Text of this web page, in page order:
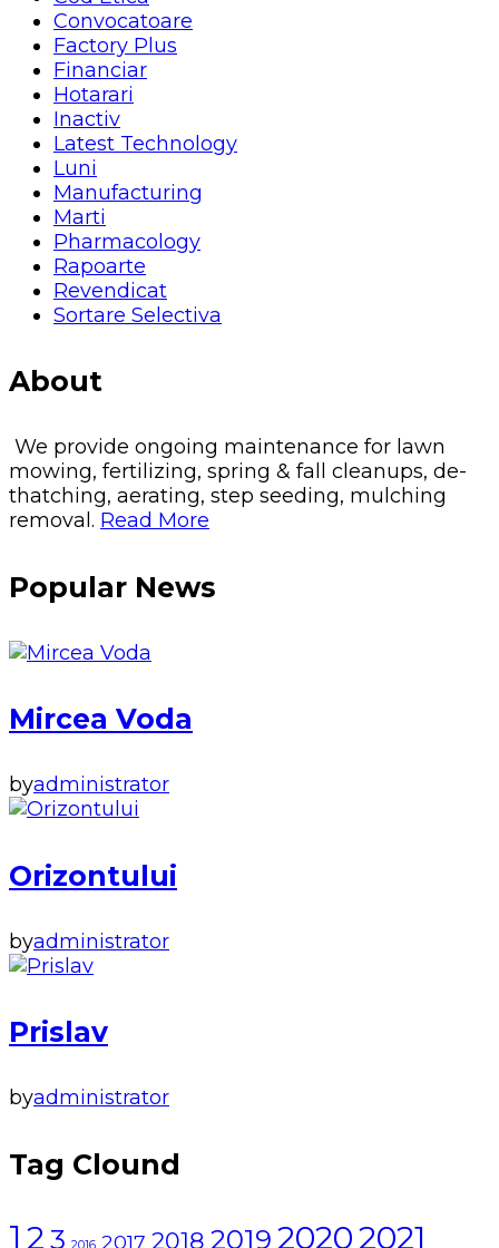
Convocatoare
Factory Plus
Financiar
Hotarari
Inactiv
Latest Technology
Luni
Manufacturing
Marti
Pharmacology
Rapoarte
Revendicat
Sortare Selectiva
About
We provide ongoing maintenance for lawn
mowing, fertilizing, spring & fall cleanups, de-
thatching, aerating, step seeding, mulching
removal. Read More
Popular News
Mircea Voda
byadministrator
Orizontului
byadministrator
Prislav
byadministrator
Tag Clound
1 2 3 2017 2018 2019 20202021